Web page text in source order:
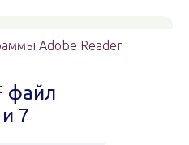
Adobe Reader
файл
7